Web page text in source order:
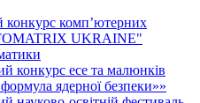
конкурс комп’ютерних
UKRAINE"
конкурс есе та малюнків
ядерної безпеки»»